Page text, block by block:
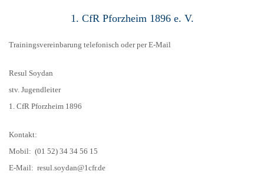
1. CfR Pforzheim 1896 e. V.
Trainingsvereinbarung telefonisch oder per E-Mail
Resul Soydan
stv. Jugendleiter
1. CfR Pforzheim 1896
Kontakt:
Mobil: (01 52) 34 34 56 15
E-Mail: resul.soydan@1cfr.de